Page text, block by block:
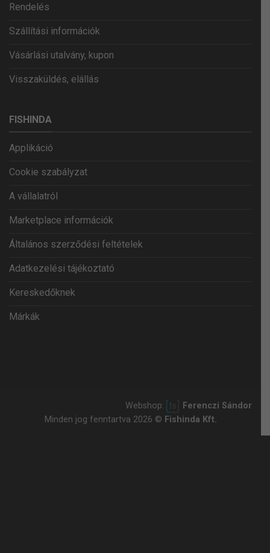
Rendelés
Szállítási információk
Vásárlási utalvány, kupon
Visszaküldés, elállás
FISHINDA
Applikáció
Cookie szabályzat
A vállalatról
Marketplace információk
Általános szerződési feltételek
Adatkezelési tájékoztató
Kereskedőknek
Márkák
Webshop:
Ferenczi Sándor
Minden jog fenntartva 2026 © Fishinda Kft.